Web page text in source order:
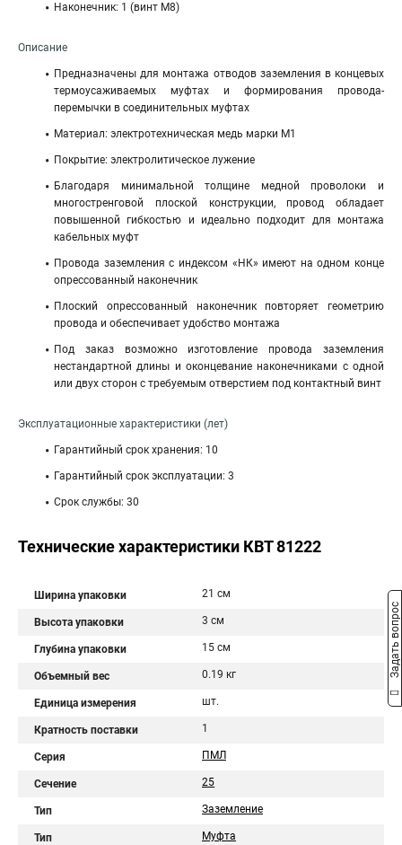
Наконечник: 1 (винт М8)
Описание
Предназначены для монтажа отводов заземления в концевых
термоусаживаемых муфтах и формирования провода-
перемычки в соединительных муфтах
Материал: электротехническая медь марки М1
Покрытие: электролитическое лужение
Благодаря минимальной толщине медной проволоки и
многостренговой плоской конструкции, провод обладает
повышенной гибкостью и идеально подходит для монтажа
кабельных муфт
Провода заземления с индексом «НК» имеют на одном конце
опрессованный наконечник
Плоский опрессованный наконечник повторяет геометрию
провода и обеспечивает удобство монтажа
Под заказ возможно изготовление провода заземления
нестандартной длины и оконцевание наконечниками с одной
или двух сторон с требуемым отверстием под контактный винт
Эксплуатационные характеристики (лет)
Гарантийный срок хранения: 10
Гарантийный срок эксплуатации: 3
Срок службы: 30
Технические характеристики КВТ 81222
Ширина упаковки 21 см
Высота упаковки 3 см
Глубина упаковки 15 см
Объемный вес 0.19 кг
Единица измерения шт.
Кратность поставки 1
Серия ПМЛ
Сечение 25
Тип Заземление
Тип Муфта
Задать вопрос